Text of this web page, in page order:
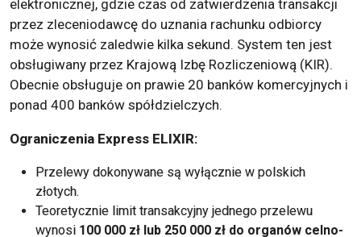
elektronicznej, gdzie czas od zatwierdzenia transakcji
przez zleceniodawcę do uznania rachunku odbiorcy
może wynosić zaledwie kilka sekund. System ten jest
obsługiwany przez Krajową Izbę Rozliczeniową (KIR).
Obecnie obsługuje on prawie 20 banków komercyjnych i
ponad 400 banków spółdzielczych.
Ograniczenia Express ELIXIR:
Przelewy dokonywane są wyłącznie w polskich
złotych.
Teoretycznie limit transakcyjny jednego przelewu
wynosi 100 000 zł lub 250 000 zł do organów celno-